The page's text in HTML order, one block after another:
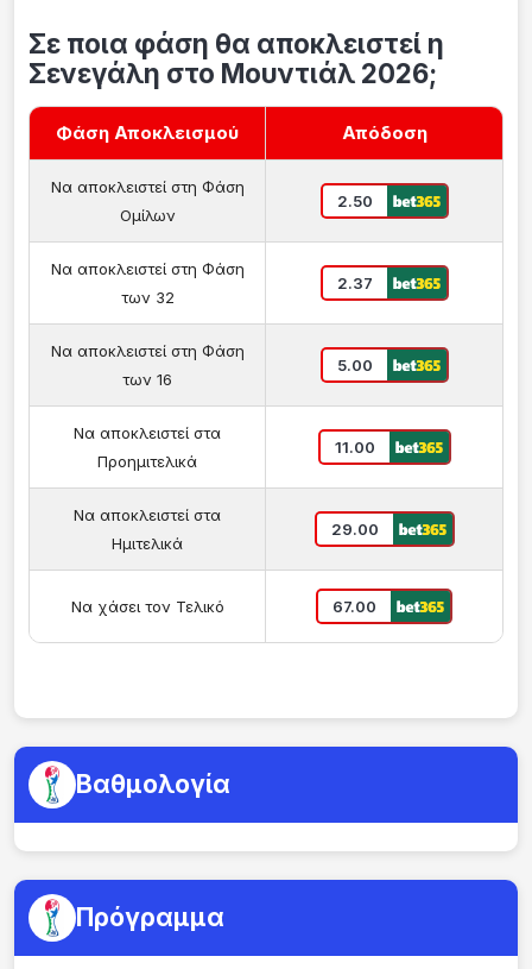
Σε ποια φάση θα αποκλειστεί η
Σενεγάλη στο Μουντιάλ 2026;
Φάση Αποκλεισμού Απόδοση
Να αποκλειστεί στη Φάση
Ομίλων
2.50
Να αποκλειστεί στη Φάση
των 32
2.37
Να αποκλειστεί στη Φάση
των 16
5.00
Να αποκλειστεί στα
Προημιτελικά
11.00
Να αποκλειστεί στα
Ημιτελικά
29.00
Να χάσει τον Τελικό 67.00
Βαθμολογία
Πρόγραμμα